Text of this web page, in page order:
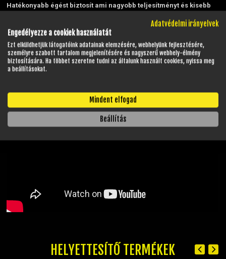
Hatékonyabb égést biztosít ami nagyobb teljesítményt és kisebb
Tisztább égésnek köszönhetően a károsanyag-kibocsátást
csökkentheti.
Csökkentheti a motorban lévő lerakódásokat és
szennyeződéseket.
Jobb eltarthatósággal rendelkezik mint a 95-ös oktánszámú
benzin, ami a téli tárolásnál különösen fontos.
HELYETTESÍTŐ TERMÉKEK
Adatvédelmi irányelvek
Engedélyezze a cookiek használatát
Ezt elküldhetjük látogatóink adatainak elemzésére, webhelyünk fejlesztésére,
személyre szabott tartalom megjelenítésére és nagyszerű webhely-élmény
biztosítására. Ha többet szeretne tudni az általunk használt cookies, nyissa meg
a beállításokat.
Mindent elfogad
Beállítás